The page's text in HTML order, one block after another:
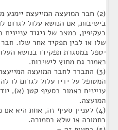
(2) חבר המועצה המייעצת
בישיבות, אם הנושא עלול לגרום
בעקיפין, במצב של ניגוד עניינים
שלו או לבין תפקיד אחר שלו.
יטפל במסגרת תפקידו בנושא
כאמור גם מחוץ לישיבות.
(3) התברר לחבר המועצה
המטופל על ידיו עלול לגרום לו
עניינים כאמור בסעיף קטן (א),
המועצה.
(4) לעניין סעיף זה, אחת היא
בתמורה או שלא בתמורה.